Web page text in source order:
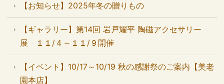
【お知らせ】2025年冬の贈りもの
【ギャラリー】第14回 岩戸耀平 陶磁アクセサリー
展 １１/４～１１/９開催
【イベント】10/17～10/19 秋の感謝祭のご案内【美老
園本店】